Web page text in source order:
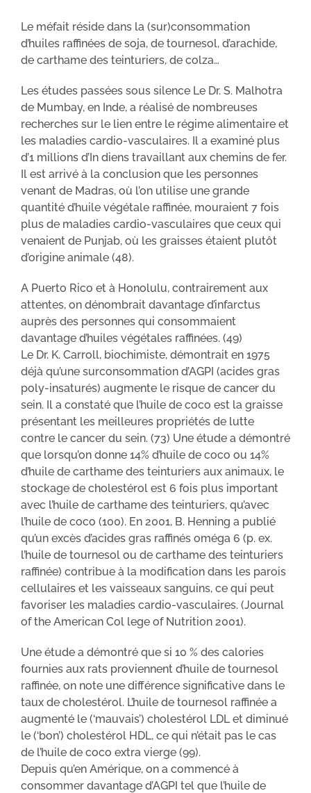
Le méfait réside dans la (sur)consommation
d’huiles raffinées de soja, de tournesol, d’arachide,
de carthame des teinturiers, de colza…
Les études passées sous silence Le Dr. S. Malhotra
de Mumbay, en Inde, a réalisé de nombreuses
recherches sur le lien entre le régime alimentaire et
les maladies cardio-vasculaires. Il a examiné plus
d’1 millions d’In diens travaillant aux chemins de fer.
Il est arrivé à la conclusion que les personnes
venant de Madras, où l’on utilise une grande
quantité d’huile végétale raffinée, mouraient 7 fois
plus de maladies cardio-vasculaires que ceux qui
venaient de Punjab, où les graisses étaient plutôt
d’origine animale (48).
A Puerto Rico et à Honolulu, contrairement aux
attentes, on dénombrait davantage d’infarctus
auprès des personnes qui consommaient
davantage d’huiles végétales raffinées. (49)
Le Dr. K. Carroll, biochimiste, démontrait en 1975
déjà qu’une surconsommation d’AGPI (acides gras
poly-insaturés) augmente le risque de cancer du
sein. Il a constaté que l’huile de coco est la graisse
présentant les meilleures propriétés de lutte
contre le cancer du sein. (73) Une étude a démontré
que lorsqu’on donne 14% d’huile de coco ou 14%
d’huile de carthame des teinturiers aux animaux, le
stockage de cholestérol est 6 fois plus important
avec l’huile de carthame des teinturiers, qu’avec
l’huile de coco (100). En 2001, B. Henning a publié
qu’un excès d’acides gras raffinés oméga 6 (p. ex.
l’huile de tournesol ou de carthame des teinturiers
raffinée) contribue à la modification dans les parois
cellulaires et les vaisseaux sanguins, ce qui peut
favoriser les maladies cardio-vasculaires. (Journal
of the American Col lege of Nutrition 2001).
Une étude a démontré que si 10 % des calories
fournies aux rats proviennent d’huile de tournesol
raffinée, on note une différence significative dans le
taux de cholestérol. L’huile de tournesol raffinée a
augmenté le (‘mauvais’) cholestérol LDL et diminué
le (‘bon’) cholestérol HDL, ce qui n’était pas le cas
de l’huile de coco extra vierge (99).
Depuis qu’en Amérique, on a commencé à
consommer davantage d’AGPI tel que l’huile de